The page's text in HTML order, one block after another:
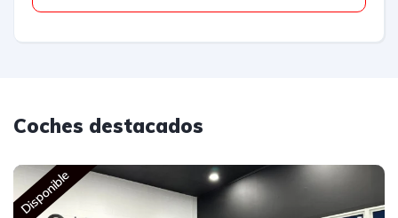
Coches destacados
Disponible